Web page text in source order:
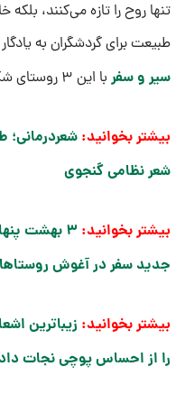
تنها روح را تازه می‌کنند،
طبیعت برای گردشگران به
سیر و سفر با این ۳ روستای شگفت‌انگیز داراب آشنا شوید.
بیشتر بخوانید: شعردرمانی؛
شعر نظامی گنجوی
بیشتر بخوانید:
جدید سفر در آغوش
بیشتر بخوانید: زیباترین
را از احساس پوچی نجات